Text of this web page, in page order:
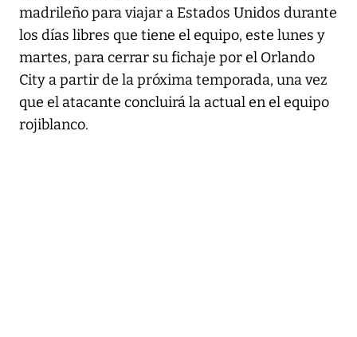
madrileño para viajar a Estados Unidos durante
los días libres que tiene el equipo, este lunes y
martes, para cerrar su fichaje por el Orlando
City a partir de la próxima temporada, una vez
que el atacante concluirá la actual en el equipo
rojiblanco.